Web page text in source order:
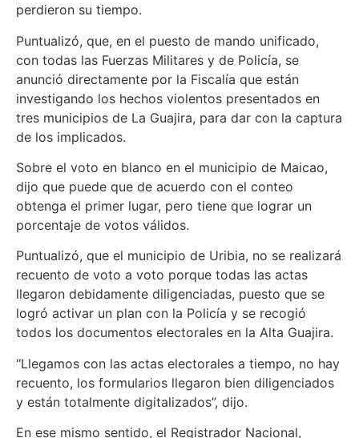
perdieron su tiempo.
Puntualizó, que, en el puesto de mando unificado,
con todas las Fuerzas Militares y de Policía, se
anunció directamente por la Fiscalía que están
investigando los hechos violentos presentados en
tres municipios de La Guajira, para dar con la captura
de los implicados.
Sobre el voto en blanco en el municipio de Maicao,
dijo que puede que de acuerdo con el conteo
obtenga el primer lugar, pero tiene que lograr un
porcentaje de votos válidos.
Puntualizó, que el municipio de Uribia, no se realizará
recuento de voto a voto porque todas las actas
llegaron debidamente diligenciadas, puesto que se
logró activar un plan con la Policía y se recogió
todos los documentos electorales en la Alta Guajira.
“Llegamos con las actas electorales a tiempo, no hay
recuento, los formularios llegaron bien diligenciados
y están totalmente digitalizados”, dijo.
En ese mismo sentido, el Registrador Nacional,